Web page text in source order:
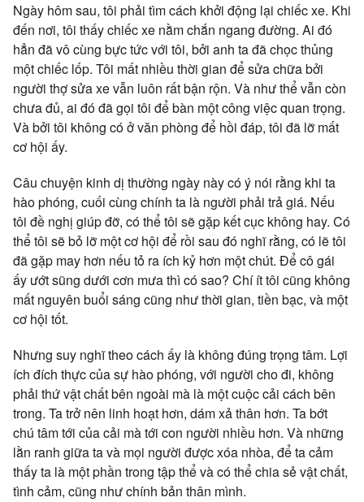
Ngày hôm sau, tôi phải tìm cách khởi động lại chiếc xe. Khi
đến nơi, tôi thấy chiếc xe nằm chắn ngang đường. Ai đó
hẳn đã vô cùng bực tức với tôi, bởi anh ta đã chọc thủng
một chiếc lốp. Tôi mất nhiều thời gian để sửa chữa bởi
người thợ sửa xe vẫn luôn rất bận rộn. Và như thể vẫn còn
chưa đủ, ai đó đã gọi tôi để bàn một công việc quan trọng.
Và bởi tôi không có ở văn phòng để hồi đáp, tôi đã lỡ mất
cơ hội ấy.
Câu chuyện kinh dị thường ngày này có ý nói rằng khi ta
hào phóng, cuối cùng chính ta là người phải trả giá. Nếu
tôi đề nghị giúp đỡ, có thể tôi sẽ gặp kết cục không hay. Có
thể tôi sẽ bỏ lỡ một cơ hội để rồi sau đó nghĩ rằng, có lẽ tôi
đã gặp may hơn nếu tỏ ra ích kỷ hơn một chút. Để cô gái
ấy ướt sũng dưới cơn mưa thì có sao? Chí ít tôi cũng không
mất nguyên buổi sáng cũng như thời gian, tiền bạc, và một
cơ hội tốt.
Nhưng suy nghĩ theo cách ấy là không đúng trọng tâm. Lợi
ích đích thực của sự hào phóng, với người cho đi, không
phải thứ vật chất bên ngoài mà là một cuộc cải cách bên
trong. Ta trở nên linh hoạt hơn, dám xả thân hơn. Ta bớt
chú tâm tới của cải mà tới con người nhiều hơn. Và những
lằn ranh giữa ta và mọi người được xóa nhòa, để ta cảm
thấy ta là một phần trong tập thể và có thể chia sẻ vật chất,
tình cảm, cũng như chính bản thân mình.